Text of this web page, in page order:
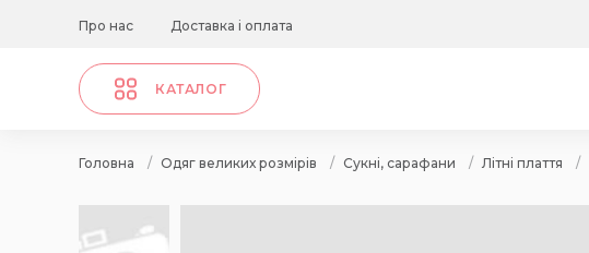
Про нас Доставка і оплата
КАТАЛОГ
Головна / Одяг великих розмірів / Сукні, сарафани / Літні плаття /